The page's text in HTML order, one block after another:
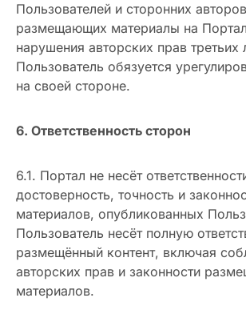
Пользователей и сторонних
размещающих материалы на
нарушения авторских прав третьих
Пользователь обязуется
на своей стороне.
6. Ответственность сторон
6.1. Портал не несёт
достоверность, точность и
материалов, опубликованных
Пользователь несёт полную
размещённый контент, включая
авторских прав и законности
материалов.